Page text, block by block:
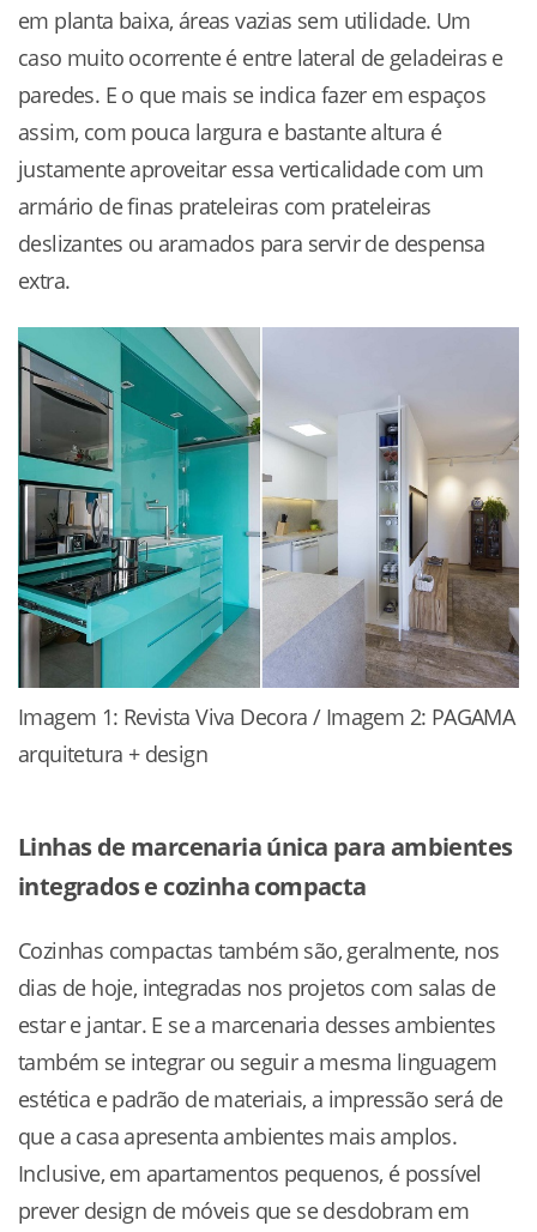
em planta baixa, áreas vazias sem utilidade. Um
caso muito ocorrente é entre lateral de geladeiras e
paredes. E o que mais se indica fazer em espaços
assim, com pouca largura e bastante altura é
justamente aproveitar essa verticalidade com um
armário de finas prateleiras com prateleiras
deslizantes ou aramados para servir de despensa
extra.
Imagem 1: Revista Viva Decora / Imagem 2: PAGAMA
arquitetura + design
Linhas de marcenaria única para ambientes
integrados e cozinha compacta
Cozinhas compactas também são, geralmente, nos
dias de hoje, integradas nos projetos com salas de
estar e jantar. E se a marcenaria desses ambientes
também se integrar ou seguir a mesma linguagem
estética e padrão de materiais, a impressão será de
que a casa apresenta ambientes mais amplos.
Inclusive, em apartamentos pequenos, é possível
prever design de móveis que se desdobram em